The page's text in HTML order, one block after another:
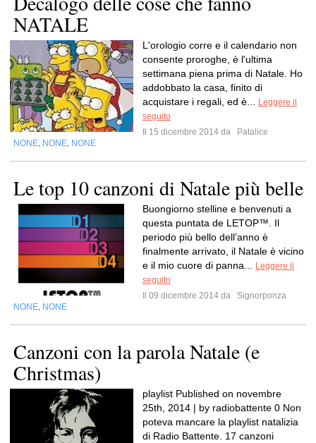
NATALE
L'orologio corre e il calendario non
consente proroghe, è l'ultima
settimana piena prima di Natale. Ho
addobbato la casa, finito di
acquistare i regali, ed è...
Leggere il
seguito
Il 15 dicembre 2014 da
Patalice
NONE NONE NONE
Le top 10 canzoni di Natale più belle
Buongiorno stelline e benvenuti a
questa puntata de LETOP™. Il
periodo più bello dell’anno è
finalmente arrivato, il Natale è vicino
e il mio cuore di panna...
Leggere il
seguito
Il 09 dicembre 2014 da
Signorponza
NONE NONE
Canzoni con la parola Natale (e
Christmas)
playlist Published on novembre
25th, 2014 | by radiobattente 0 Non
poteva mancare la playlist natalizia
di Radio Battente. 17 canzoni